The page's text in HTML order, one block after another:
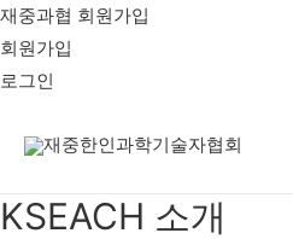
재중과협 회원가입
회원가입
로그인
KSEACH 소개